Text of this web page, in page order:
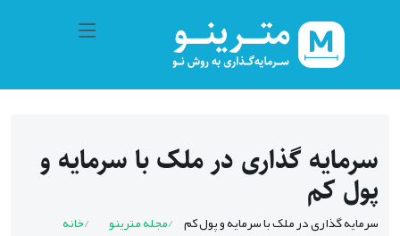
سرمایه گذاری در ملک با سرمایه و
پول کم
سرمایه گذاری در ملک با سرمایه و پول کم مجله مترینو خانه